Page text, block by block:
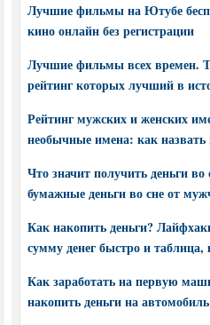
Лучшие фильмы на Ютубе
кино онлайн без регистрации
Лучшие фильмы всех времен.
рейтинг которых лучший в
Рейтинг мужских и женских
необычные имена: как назвать
Что значит получить деньги
бумажные деньги во сне от
Как накопить деньги?
сумму денег быстро и таблица,
Как заработать на первую
накопить деньги на автомобиль